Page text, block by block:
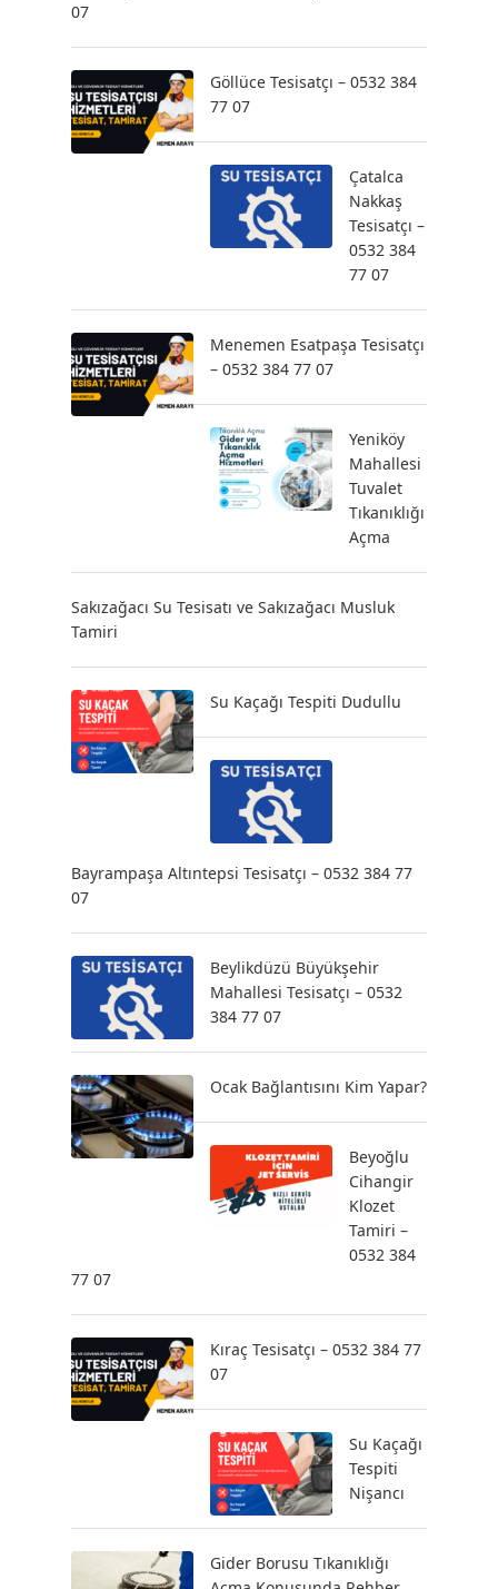
07
Göllüce Tesisatçı – 0532 384
77 07
Çatalca
Nakkaş
Tesisatçı –
0532 384
77 07
Menemen Esatpaşa Tesisatçı
– 0532 384 77 07
Yeniköy
Mahallesi
Tuvalet
Tıkanıklığı
Açma
Sakızağacı Su Tesisatı ve Sakızağacı Musluk
Tamiri
Su Kaçağı Tespiti Dudullu
Bayrampaşa Altıntepsi Tesisatçı – 0532 384 77
07
Beylikdüzü Büyükşehir
Mahallesi Tesisatçı – 0532
384 77 07
Ocak Bağlantısını Kim Yapar?
Beyoğlu
Cihangir
Klozet
Tamiri –
0532 384
77 07
Kıraç Tesisatçı – 0532 384 77
07
Su Kaçağı
Tespiti
Nişancı
Gider Borusu Tıkanıklığı